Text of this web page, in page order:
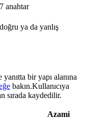
7 anahtar
doğru ya da yanlış
bir yapı alanına
bakın.Kullanıcıya
sırada kaydedilir.
Azami